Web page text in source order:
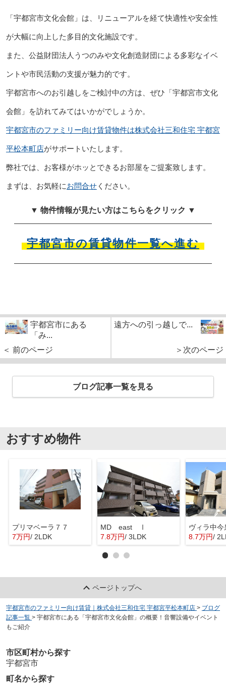
「宇都宮市文化会館」は、リニューアルを経て快適性や安全性
が大幅に向上した多目的文化施設です。
また、公益財団法人うつのみや文化創造財団による多彩なイベ
ントや市民活動の支援が魅力的です。
宇都宮市へのお引越しをご検討中の方は、ぜひ「宇都宮市文化
会館」を訪れてみてはいかがでしょうか。
宇都宮市のファミリー向け賃貸物件は株式会社三和住宅 宇都宮
平松本町店がサポートいたします。
弊社では、お客様がホッとできるお部屋をご提案致します。
まずは、お気軽にお問合せください。
▼ 物件情報が見たい方はこちらをクリック ▼
宇都宮市の賃貸物件一覧へ進む
宇都宮市にある
「み...
＜ 前のページ
遠方への引っ越しで...
＞次のページ
ブログ記事一覧を見る
おすすめ物件
プリマベーラ７７
7万円/ 2LDK
MD east Ⅰ
7.8万円/ 3LDK
ヴィラ中今
8.7万円/
ページトップへ
宇都宮市のファミリー向け賃貸｜株式会社三和住宅 宇都宮平松本町店 > ブログ
記事一覧 > 宇都宮市にある「宇都宮市文化会館」の概要！音響設備やイベント
もご紹介
市区町村から探す
宇都宮市
町名から探す